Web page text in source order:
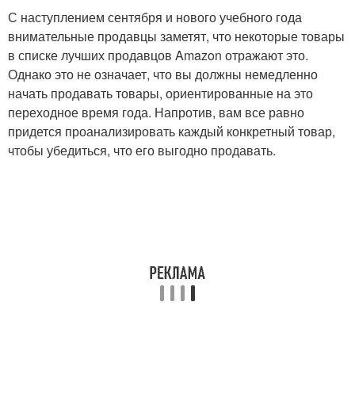
С наступлением сентября и нового учебного года
внимательные продавцы заметят, что некоторые товары
в списке лучших продавцов Amazon отражают это.
Однако это не означает, что вы должны немедленно
начать продавать товары, ориентированные на это
переходное время года. Напротив, вам все равно
придется проанализировать каждый конкретный товар,
чтобы убедиться, что его выгодно продавать.